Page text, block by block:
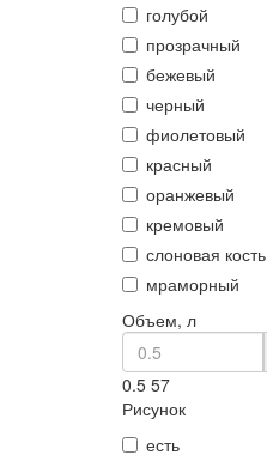
голубой
прозрачный
бежевый
черный
фиолетовый
красный
оранжевый
кремовый
слоновая кость
мраморный
Объем, л
0.5 57
Рисунок
есть